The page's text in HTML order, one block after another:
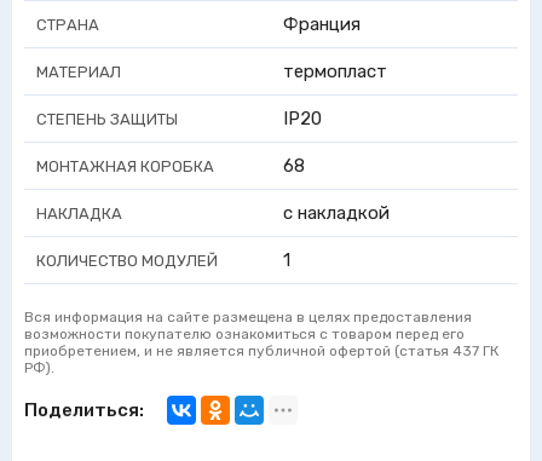
СТРАНА Франция
МАТЕРИАЛ термопласт
СТЕПЕНЬ ЗАЩИТЫ IP20
МОНТАЖНАЯ КОРОБКА 68
НАКЛАДКА с накладкой
КОЛИЧЕСТВО МОДУЛЕЙ 1
Вся информация на сайте размещена в целях предоставления
возможности покупателю ознакомиться с товаром перед его
приобретением, и не является публичной офертой (статья 437 ГК
РФ).
Поделиться: